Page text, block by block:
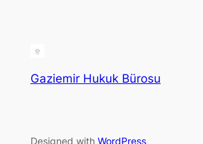
Gaziemir Hukuk Bürosu
Designed with WordPress